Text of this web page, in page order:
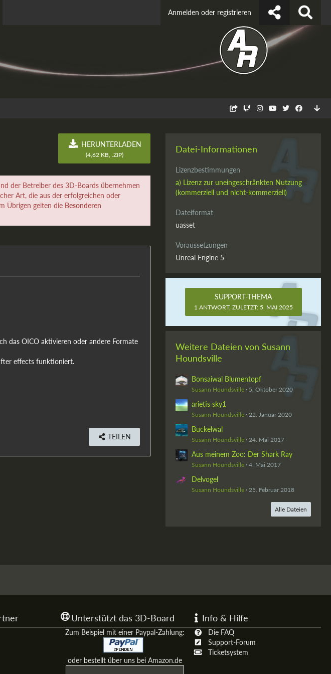
Anmelden oder registrieren
HERUNTERLADEN
(4,62 KB, .ZIP)
der Betreiber des 3D-Boards übernehmen
Art, die aus der erfolgreichen oder
Übrigen gelten die Besonderen
das OICO aktivieren oder andere Formate
effects funktioniert.
TEILEN
Datei-Informationen
Lizenzbestimmungen
a) Lizenz zur uneingeschränkten Nutzung
(kommerziell und nicht-kommerziell)
Dateiformat
uasset
Voraussetzungen
Unreal Engine 5
SUPPORT-THEMA
1 ANTWORT, ZULETZT: 5. MAI 2025
Weitere Dateien von Susann
Houndsville
Bonsaiwal Blumentopf
Susann Houndsville 5. Oktober 2020
arietis sky1
Susann Houndsville 22. Januar 2020
Buckelwal
Susann Houndsville 24. Mai 2017
Aus meinem Zoo: Der Shark Ray
Susann Houndsville 4. Mai 2017
Delvogel
Susann Houndsville 25. Februar 2018
Alle Dateien
Unterstützt das 3D-Board
Zum Beispiel mit einer Paypal-Zahlung:
oder bestellt über uns bei Amazon.de
Info & Hilfe
Die FAQ
Support-Forum
Ticketsystem